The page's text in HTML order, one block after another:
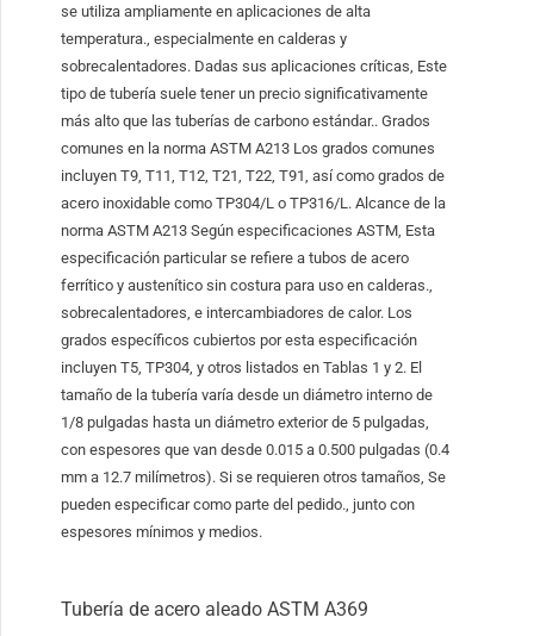
se utiliza ampliamente en aplicaciones de alta
temperatura., especialmente en calderas y
sobrecalentadores. Dadas sus aplicaciones críticas, Este
tipo de tubería suele tener un precio significativamente
más alto que las tuberías de carbono estándar.. Grados
comunes en la norma ASTM A213 Los grados comunes
incluyen T9, T11, T12, T21, T22, T91, así como grados de
acero inoxidable como TP304/L o TP316/L. Alcance de la
norma ASTM A213 Según especificaciones ASTM, Esta
especificación particular se refiere a tubos de acero
ferrítico y austenítico sin costura para uso en calderas.,
sobrecalentadores, e intercambiadores de calor. Los
grados específicos cubiertos por esta especificación
incluyen T5, TP304, y otros listados en Tablas 1 y 2. El
tamaño de la tubería varía desde un diámetro interno de
1/8 pulgadas hasta un diámetro exterior de 5 pulgadas,
con espesores que van desde 0.015 a 0.500 pulgadas (0.4
mm a 12.7 milímetros). Si se requieren otros tamaños, Se
pueden especificar como parte del pedido., junto con
espesores mínimos y medios.
Tubería de acero aleado ASTM A369